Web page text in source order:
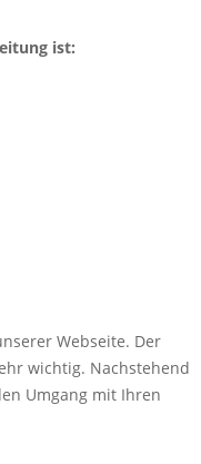
ist:
Webseite. Der
wichtig. Nachstehend
Umgang mit Ihren